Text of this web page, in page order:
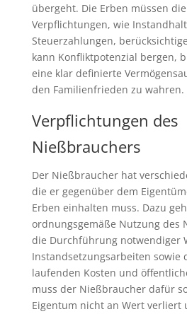
übergeht. Die Erben müssen
Verpflichtungen, wie
Steuerzahlungen,
kann Konfliktpotenzial bergen,
eine klar definierte
den Familienfrieden zu wahren.
Verpflichtungen des
Nießbrauchers
Der Nießbraucher hat
die er gegenüber dem
Erben einhalten muss. Dazu
ordnungsgemäße Nutzung des
die Durchführung notwendiger
Instandsetzungsarbeiten sowie
laufenden Kosten und
muss der Nießbraucher dafür
Eigentum nicht an Wert verliert